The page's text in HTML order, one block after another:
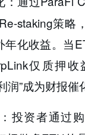
staking策略
年化收益。当
仅质押
润​​”成为财报催
投资者通过